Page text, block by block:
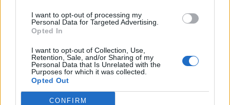
I want to opt-out of processing my
Personal Data for Targeted Advertising.
Opted In
I want to opt-out of Collection, Use,
Retention, Sale, and/or Sharing of my
Personal Data that Is Unrelated with the
Purposes for which it was collected.
Opted Out
CONFIRM
Un 25 aprile con un cielo
“ballerino”